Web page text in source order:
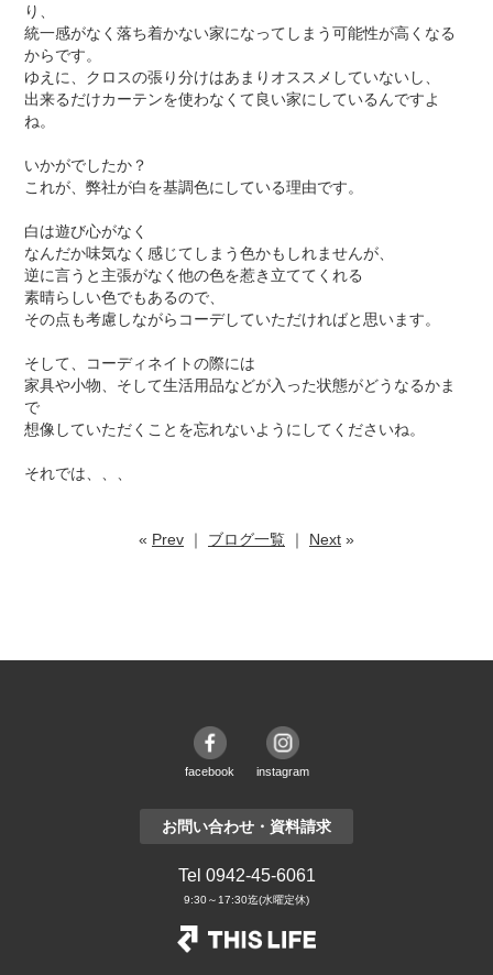
り、
統一感がなく落ち着かない家になってしまう可能性が高くなる
からです。
ゆえに、クロスの張り分けはあまりオススメしていないし、
出来るだけカーテンを使わなくて良い家にしているんですよ
ね。
いかがでしたか？
これが、弊社が白を基調色にしている理由です。
白は遊び心がなく
なんだか味気なく感じてしまう色かもしれませんが、
逆に言うと主張がなく他の色を惹き立ててくれる
素晴らしい色でもあるので、
その点も考慮しながらコーデしていただければと思います。
そして、コーディネイトの際には
家具や小物、そして生活用品などが入った状態がどうなるかま
で
想像していただくことを忘れないようにしてくださいね。
それでは、、、
« Prev ｜ ブログ一覧 ｜ Next »
facebook instagram
お問い合わせ・資料請求
Tel 0942-45-6061
9:30～17:30迄(水曜定休)